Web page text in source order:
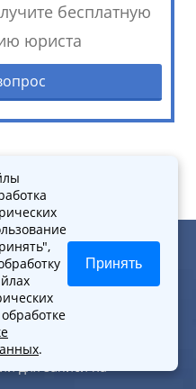
бесплатную
юриста
для записи на
.
Принять